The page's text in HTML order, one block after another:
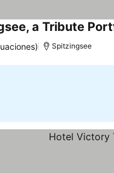
a Tribute
Spitzingsee